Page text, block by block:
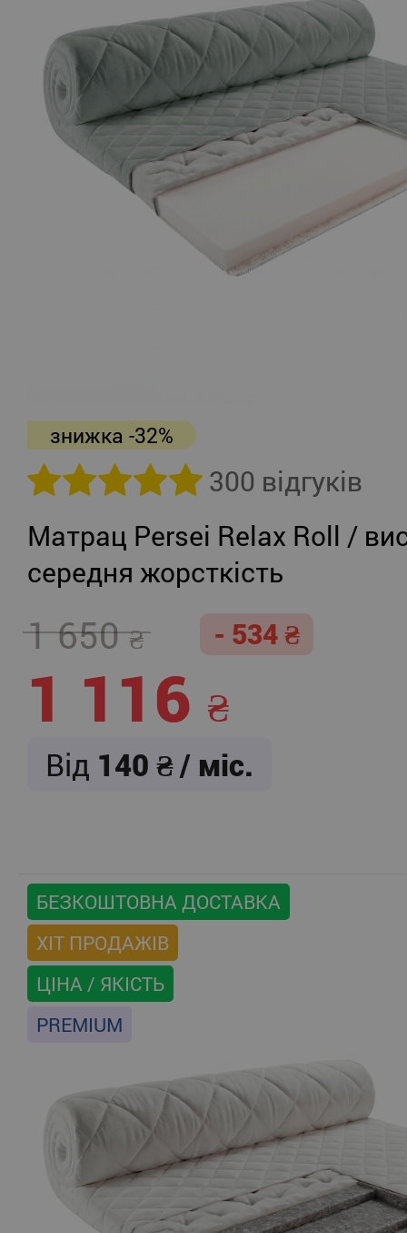
знижка -32%
300 відгуків
Матрац Persei Relax Roll /
середня жорсткість
1 650 - 534
1 116
Від 140 / міс.
БЕЗКОШТОВНА ДОСТАВКА
ХІТ ПРОДАЖІВ
ЦІНА / ЯКІСТЬ
PREMIUM